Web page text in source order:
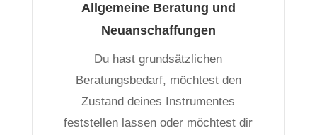
Allgemeine Beratung und
Neuanschaffungen
Du hast grundsätzlichen
Beratungsbedarf, möchtest den
Zustand deines Instrumentes
feststellen lassen oder möchtest dir